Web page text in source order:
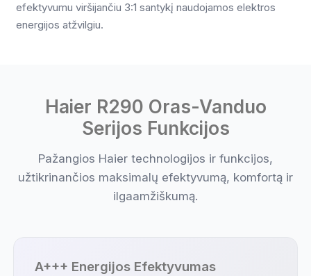
efektyvumu viršijančiu 3:1 santykį naudojamos elektros
energijos atžvilgiu.
Haier R290 Oras-Vanduo
Serijos Funkcijos
Pažangios Haier technologijos ir funkcijos,
užtikrinančios maksimalų efektyvumą, komfortą ir
ilgaamžiškumą.
A+++ Energijos Efektyvumas